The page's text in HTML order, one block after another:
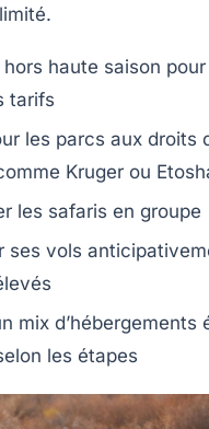
haute saison
tarifs
les parcs aux droits
Kruger ou
les safaris en groupe
ses vols
mix d’hébergements
les étapes